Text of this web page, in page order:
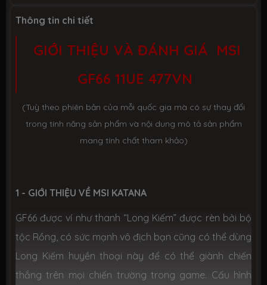
Bàn phím
Backlight Keyboard With Red Led
Trọng
2.3 kg
Hệ điều
Windows 10 bản quyền
Màu Đen (Black)
Thông tin chi tiết
GIỚI THIỆU VÀ ĐÁNH GIÁ MSI
GF66 11UE 477VN
(Tuỳ theo phiên bản của mỗi quốc gia mà có sự thay đổi
trong tính năng sản phẩm và nội dung mô tả sản phẩm
mang tính chất tham khảo)
1 - GIỚI THIỆU VỀ MSI KATANA
GF66 được ví như thanh “Long Kiếm” được rèn bởi bộ
tộc Rồng, có sức mạnh vô địch bạn cũng có thể dùng
Long Kiếm huyền thoại này để có thể giành chiến
thắng trên mọi chiến trường trong game. Cấu hình